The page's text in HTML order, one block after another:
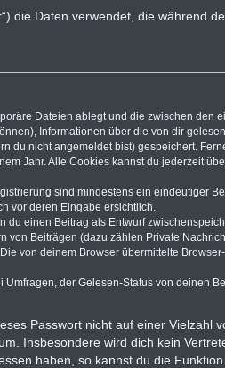
die Daten verwendet, die während
Dateien ablegt und die zwischen den
Informationen über die von dir
du nicht angemeldet bist) gespeichert.
Jahr. Alle Cookies kannst du jederzeit
sind mindestens ein eindeutiger
vor deren Eingabe ersichtlich.
einen Beitrag als Entwurf
von Beiträgen (dazu zählen Private
von deinem Browser übermittelte Browser-
der Gelesen-Status von deinen
Passwort nicht auf einer Vielzahl
Insbesondere wird dich kein
haben, so kannst du die Funktion